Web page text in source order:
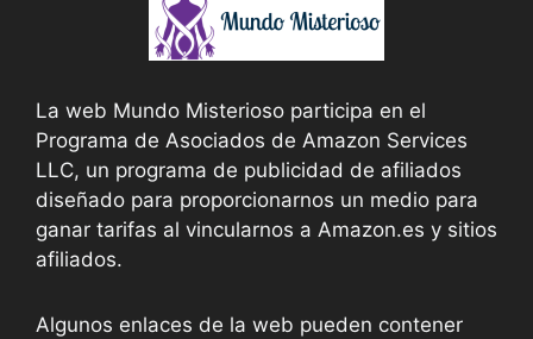
La web Mundo Misterioso participa en el
Programa de Asociados de Amazon Services
LLC, un programa de publicidad de afiliados
diseñado para proporcionarnos un medio para
ganar tarifas al vincularnos a Amazon.es y sitios
afiliados.
Algunos enlaces de la web pueden contener